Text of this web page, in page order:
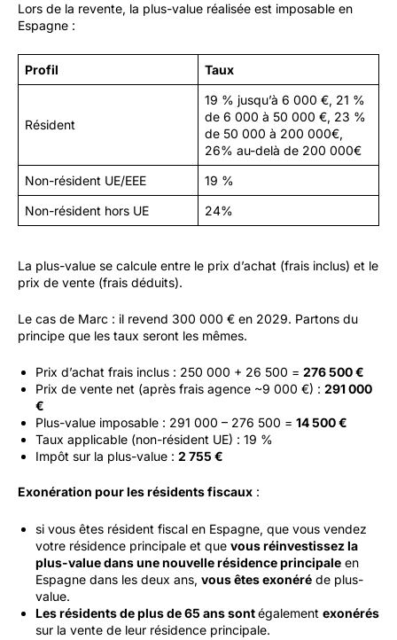
Lors de la revente, la plus-value réalisée est imposable en
Espagne :
Profil Taux
Résident
19 % jusqu’à 6 000 €, 21 %
de 6 000 à 50 000 €, 23 %
de 50 000 à 200 000€,
26% au-delà de 200 000€
Non-résident UE/EEE
19 %
Non-résident hors UE
24%
La plus-value se calcule entre le prix d’achat (frais inclus) et le
prix de vente (frais déduits).
Le cas de Marc : il revend 300 000 € en 2029. Partons du
principe que les taux seront les mêmes.
Prix d’achat frais inclus : 250 000 + 26 500 = 276 500 €
Prix de vente net (après frais agence ~9 000 €) : 291 000
€
Plus-value imposable : 291 000 – 276 500 = 14 500 €
Taux applicable (non-résident UE) : 19 %
Impôt sur la plus-value : 2 755 €
Exonération pour les résidents fiscaux :
si vous êtes résident fiscal en Espagne, que vous vendez
votre résidence principale et que vous réinvestissez la
plus-value dans une nouvelle résidence principale en
Espagne dans les deux ans, vous êtes exonéré de plus-
value.
Les résidents de plus de 65 ans sontégalement exonérés
sur la vente de leur résidence principale.